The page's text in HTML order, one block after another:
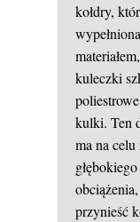
kołdry,
kuleczki
kulki. Ten
ma na
przynieść